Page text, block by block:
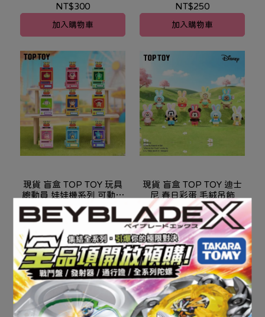
NT$300
加入購物車
NT$250
加入購物車
現貨 盲盒 TOP TOY 玩具
總動員 娃娃機系列 可動公
仔
NT$390
加入購物車
現貨 盲盒 TOP TOY 迪士
尼 春日彩蛋 毛絨吊飾
NT$490
加入購物車